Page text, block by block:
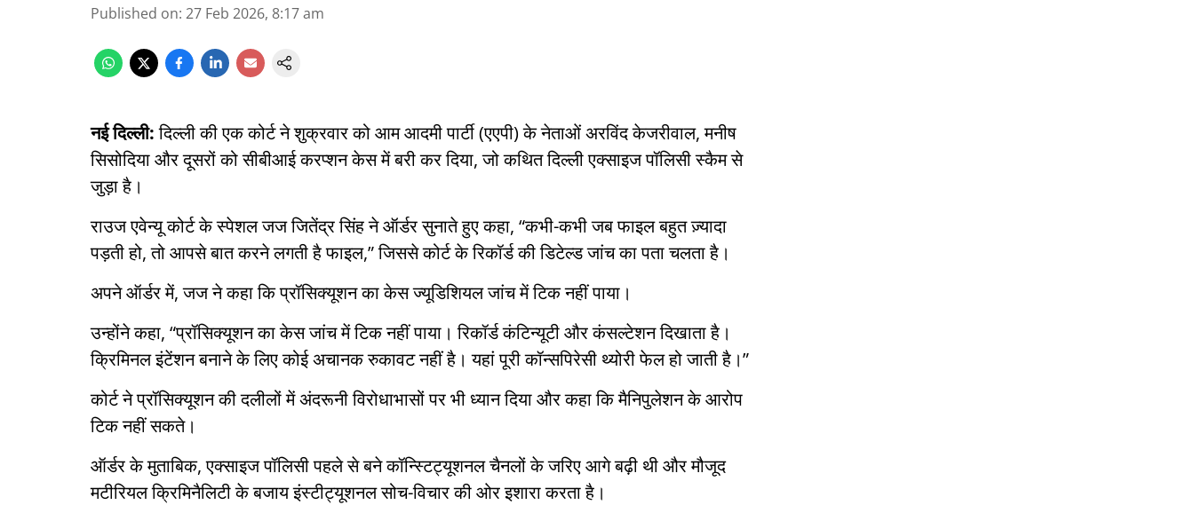
Published on: 27 Feb 2026, 8:17 am
नई दिल्ली:दिल्ली की एक कोर्ट ने शुक्रवार को आम आदमी पार्टी (एएपी) के नेताओं अरविंद केजरीवाल, मनीष
सिसोदिया और दूसरों को सीबीआई करप्शन केस में बरी कर दिया, जो कथित दिल्ली एक्साइज पॉलिसी स्कैम से
जुड़ा है।
राउज एवेन्यू कोर्ट के स्पेशल जज जितेंद्र सिंह ने ऑर्डर सुनाते हुए कहा, “कभी-कभी जब फाइल बहुत ज़्यादा
पड़ती हो, तो आपसे बात करने लगती है फाइल,” जिससे कोर्ट के रिकॉर्ड की डिटेल्ड जांच का पता चलता है।
अपने ऑर्डर में, जज ने कहा कि प्रॉसिक्यूशन का केस ज्यूडिशियल जांच में टिक नहीं पाया।
उन्होंने कहा, “प्रॉसिक्यूशन का केस जांच में टिक नहीं पाया। रिकॉर्ड कंटिन्यूटी और कंसल्टेशन दिखाता है।
क्रिमिनल इंटेंशन बनाने के लिए कोई अचानक रुकावट नहीं है। यहां पूरी कॉन्सपिरेसी थ्योरी फेल हो जाती है।”
कोर्ट ने प्रॉसिक्यूशन की दलीलों में अंदरूनी विरोधाभासों पर भी ध्यान दिया और कहा कि मैनिपुलेशन के आरोप
टिक नहीं सकते।
ऑर्डर के मुताबिक, एक्साइज पॉलिसी पहले से बने कॉन्स्टिट्यूशनल चैनलों के जरिए आगे बढ़ी थी और मौजूद
मटीरियल क्रिमिनैलिटी के बजाय इंस्टीट्यूशनल सोच-विचार की ओर इशारा करता है।